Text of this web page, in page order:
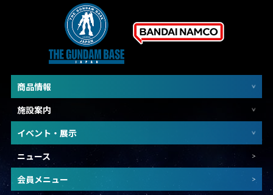
商品情報
施設案内
イベント・展示
ニュース
会員メニュー